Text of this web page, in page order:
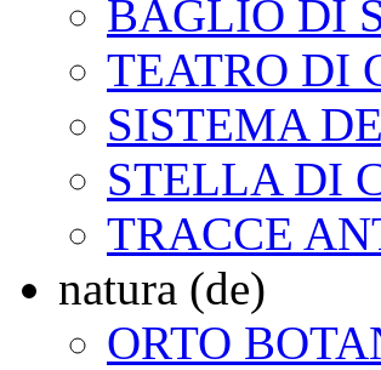
BAGLIO DI
TEATRO DI
SISTEMA
STELLA DI
TRACCE
natura (de)
ORTO